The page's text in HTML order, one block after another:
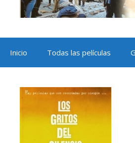
Inicio Todas las películas